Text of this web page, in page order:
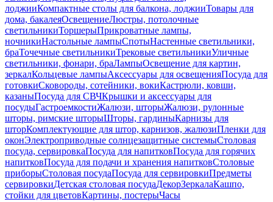
лоджииКомпактные столы для балкона, лоджииТовары для
дома, бакалеяОсвещениеЛюстры, потолочные
светильникиТоршерыПрикроватные лампы,
ночникиНастольные лампыСпотыНастенные светильники,
браТочечные светильникиТрековые светильникиУличные
светильники, фонари, браЛампыОсвещение для картин,
зеркалКольцевые лампыАксессуары для освещенияПосуда для
готовкиСковороды, сотейники, вокиКастрюли, ковши,
казаныПосуда для СВЧКрышки и аксессуары для
посудыГастроемкостиЖалюзи, шторыЖалюзи, рулонные
шторы, римские шторыШторы, гардиныКарнизы для
шторКомплектующие для штор, карнизов, жалюзиПленки для
оконЭлектроприводные солнцезащитные системыСтоловая
посуда, сервировкаПосуда для напитковПосуда для горячих
напитковПосуда для подачи и хранения напитковСтоловые
приборыСтоловая посудаПосуда для сервировкиПредметы
сервировкиДетская столовая посудаДекорЗеркалаКашпо,
стойки для цветовКартины, постерыЧасы